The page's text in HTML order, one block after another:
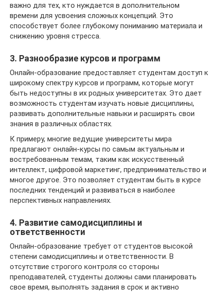
важно для тех, кто нуждается в дополнительном
времени для усвоения сложных концепций. Это
способствует более глубокому пониманию материала и
снижению уровня стресса.
3. Разнообразие курсов и программ
Онлайн-образование предоставляет студентам доступ к
широкому спектру курсов и программ, которые могут
быть недоступны в их родных университетах. Это дает
возможность студентам изучать новые дисциплины,
развивать дополнительные навыки и расширять свои
знания в различных областях.
К примеру, многие ведущие университеты мира
предлагают онлайн-курсы по самым актуальным и
востребованным темам, таким как искусственный
интеллект, цифровой маркетинг, предпринимательство и
многое другое. Это позволяет студентам быть в курсе
последних тенденций и развиваться в наиболее
перспективных направлениях.
4. Развитие самодисциплины и
ответственности
Онлайн-образование требует от студентов высокой
степени самодисциплины и ответственности. В
отсутствие строгого контроля со стороны
преподавателей, студенты должны сами планировать
свое время, выполнять задания в срок и активно